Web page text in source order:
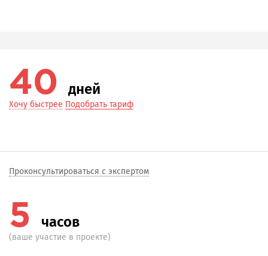
40 дней
Хочу быстрее Подобрать тариф
Проконсультироваться с экспертом
5 часов
(ваше участие в проекте)